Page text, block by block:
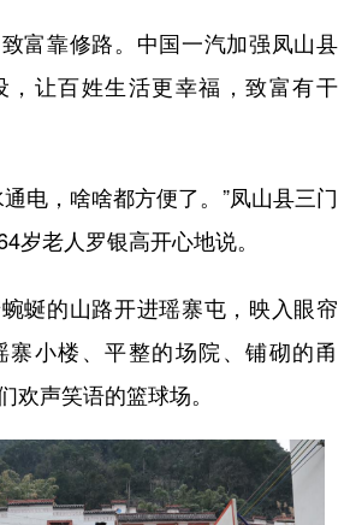
天津 河北 山西
吉林 上海
广西 海南
贵州 云南 西藏
甘肃 青海 宁夏
靠修路。中国一汽加强凤山县
，让百姓生活更幸福，致富有干
，啥啥都方便了。”凤山县三门
岁老人罗银高开心地说。
的山路开进瑶寨屯，映入眼帘
寨小楼、平整的场院、铺砌的甬
欢声笑语的篮球场。